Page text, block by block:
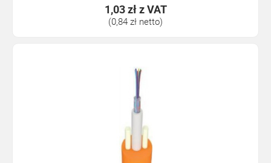
1,03 złz VAT
(0,84 zł netto)